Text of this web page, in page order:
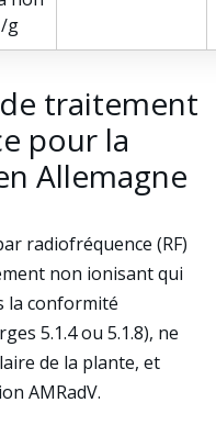
g
traitement
pour la
Allemagne
radiofréquence (RF)
non ionisant qui
la conformité
5.1.4 ou 5.1.8), ne
de la plante, et
AMRadV.